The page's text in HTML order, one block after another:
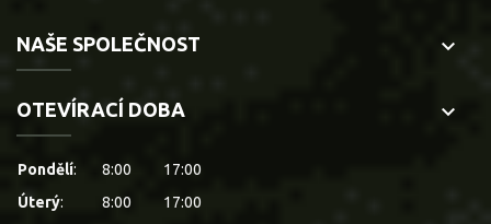
NAŠE SPOLEČNOST keyboard_arrow_down
OTEVÍRACÍ DOBA keyboard_arrow_down
Pondělí: 8:00
17:00
Úterý: 8:00
17:00